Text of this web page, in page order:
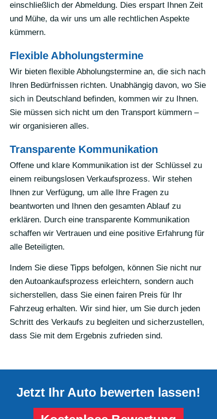
einschließlich der Abmeldung. Dies erspart Ihnen Zeit
und Mühe, da wir uns um alle rechtlichen Aspekte
kümmern.
Flexible Abholungstermine
Wir bieten flexible Abholungstermine an, die sich nach
Ihren Bedürfnissen richten. Unabhängig davon, wo Sie
sich in Deutschland befinden, kommen wir zu Ihnen.
Sie müssen sich nicht um den Transport kümmern –
wir organisieren alles.
Transparente Kommunikation
Offene und klare Kommunikation ist der Schlüssel zu
einem reibungslosen Verkaufsprozess. Wir stehen
Ihnen zur Verfügung, um alle Ihre Fragen zu
beantworten und Ihnen den gesamten Ablauf zu
erklären. Durch eine transparente Kommunikation
schaffen wir Vertrauen und eine positive Erfahrung für
alle Beteiligten.
Indem Sie diese Tipps befolgen, können Sie nicht nur
den Autoankaufsprozess erleichtern, sondern auch
sicherstellen, dass Sie einen fairen Preis für Ihr
Fahrzeug erhalten. Wir sind hier, um Sie durch jeden
Schritt des Verkaufs zu begleiten und sicherzustellen,
dass Sie mit dem Ergebnis zufrieden sind.
Jetzt Ihr Auto bewerten lassen!